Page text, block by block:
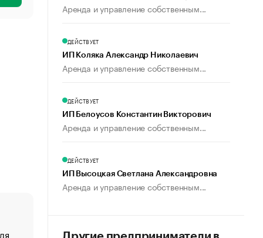
«От спорта тело стареет иначе». Как живет глава
Аренда и управление собственным...
ДЕЙСТВУЕТ
ИП Коляка Александр Николаевич
Аренда и управление собственным...
ДЕЙСТВУЕТ
ИП Белоусов Константин Викторович
Аренда и управление собственным...
ДЕЙСТВУЕТ
ИП Высоцкая Светлана Александровна
Аренда и управление собственным...